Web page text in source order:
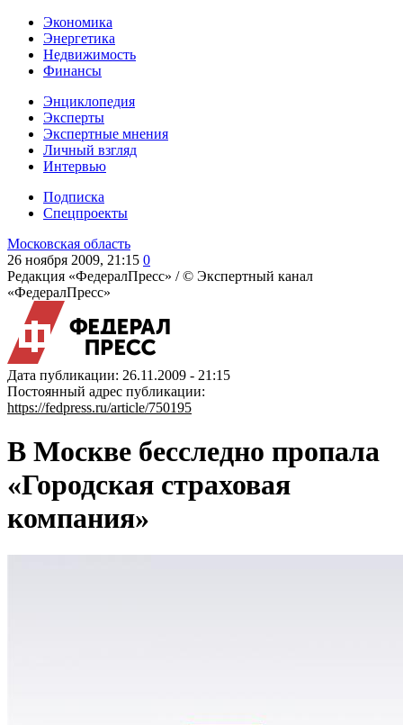
Экономика
Энергетика
Недвижимость
Финансы
Энциклопедия
Эксперты
Экспертные мнения
Личный взгляд
Интервью
Подписка
Спецпроекты
Московская область
26 ноября 2009, 21:15 0
Редакция «ФедералПресс» /© Экспертный канал
«ФедералПресс»
Дата публикации: 26.11.2009 - 21:15
Постоянный адрес публикации:
https://fedpress.ru/article/750195
В Москве бесследно пропала
«Городская страховая
компания»